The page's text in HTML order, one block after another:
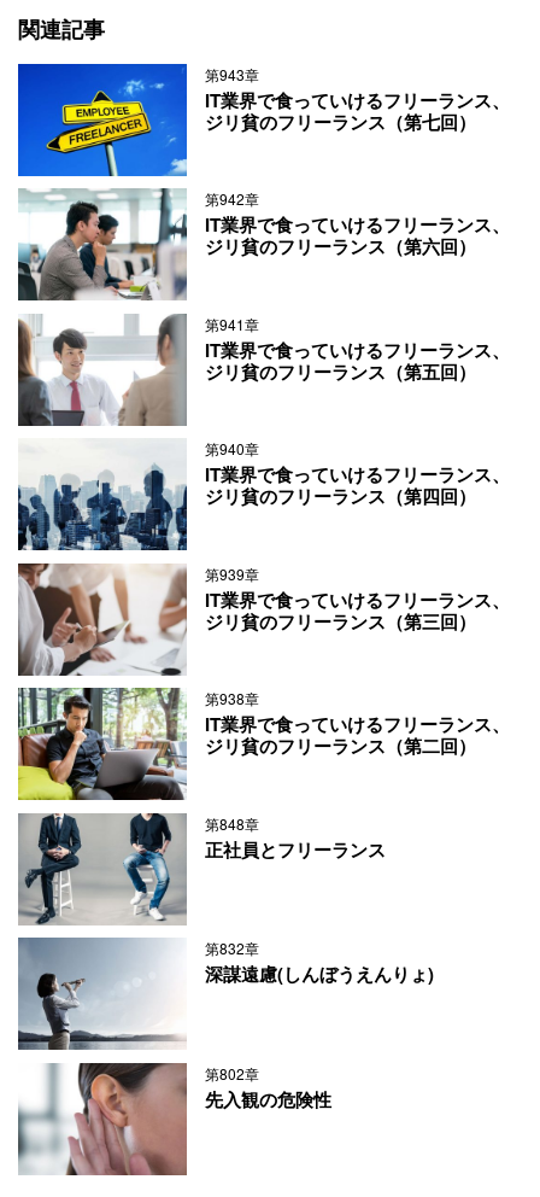
関連記事
第943章
IT業界で食っていけるフリーランス、
ジリ貧のフリーランス（第七回）
第942章
IT業界で食っていけるフリーランス、
ジリ貧のフリーランス（第六回）
第941章
IT業界で食っていけるフリーランス、
ジリ貧のフリーランス（第五回）
第940章
IT業界で食っていけるフリーランス、
ジリ貧のフリーランス（第四回）
第939章
IT業界で食っていけるフリーランス、
ジリ貧のフリーランス（第三回）
第938章
IT業界で食っていけるフリーランス、
ジリ貧のフリーランス（第二回）
第848章
正社員とフリーランス
第832章
深謀遠慮(しんぼうえんりょ)
第802章
先入観の危険性